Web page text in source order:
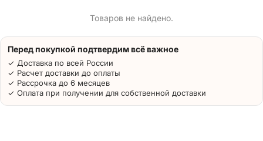
Товаров не найдено.
Перед покупкой подтвердим всё важное
✓ Доставка по всей России
✓ Расчет доставки до оплаты
✓ Рассрочка до 6 месяцев
✓ Оплата при получении для собственной доставки